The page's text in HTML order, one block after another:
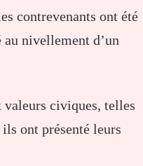
contrevenants ont été
nivellement d’un
valeurs civiques, telles
ont présenté leurs